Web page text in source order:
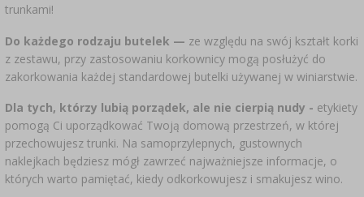
AROMATYZACJA
LITERATURA
BADANIA WINA
trunkami!
Do każdego rodzaju butelek — ze względu na swój kształt korki
z zestawu, przy zastosowaniu korkownicy mogą posłużyć do
zakorkowania każdej standardowej butelki używanej w winiarstwie.
Dla tych, którzy lubią porządek, ale nie cierpią nudy - etykiety
pomogą Ci uporządkować Twoją domową przestrzeń, w której
przechowujesz trunki. Na samoprzylepnych, gustownych
naklejkach będziesz mógł zawrzeć najważniejsze informacje, o
których warto pamiętać, kiedy odkorkowujesz i smakujesz wino.